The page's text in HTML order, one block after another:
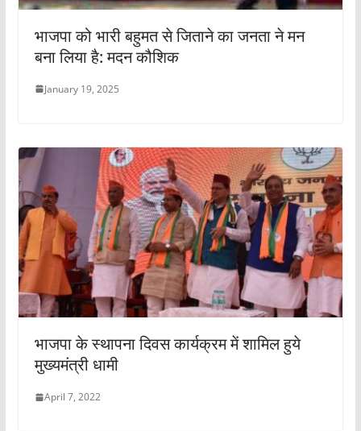
भाजपा को भारी बहुमत से जिताने का जनता ने मन
बना लिया है: मदन कौशिक
January 19, 2025
भाजपा के स्थापना दिवस कार्यक्रम में शामिल हुये
मुख्यमंत्री धामी
April 7, 2022